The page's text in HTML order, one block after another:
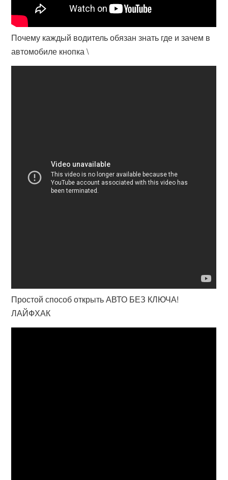
Почему каждый водитель обязан знать где и зачем в
автомобиле кнопка \
Простой способ открыть АВТО БЕЗ КЛЮЧА!
ЛАЙФХАК